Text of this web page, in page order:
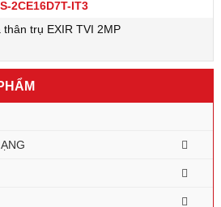
2CE16D7T-IT3
thân trụ EXIR TVI 2MP